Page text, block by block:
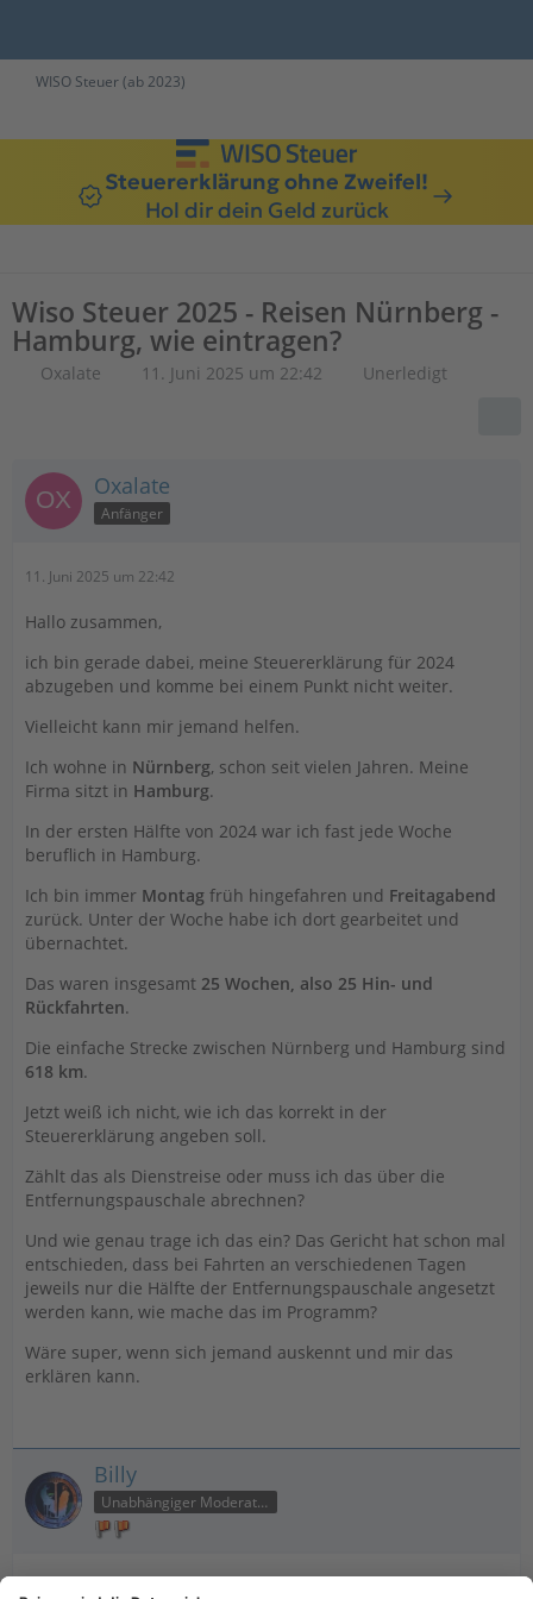
WISO Steuer (ab 2023)
Steuererklärung ohne Zweifel!
Hol dir dein Geld zurück
Wiso Steuer 2025​ - Reisen Nürnberg -
Hamburg, wie eintragen?
Oxalate 11. Juni 2025 um 22:42 Unerledigt
Oxalate
Anfänger
11. Juni 2025 um 22:42
Hallo zusammen,
ich bin gerade dabei, meine Steuererklärung für 2024
abzugeben und komme bei einem Punkt nicht weiter.
Vielleicht kann mir jemand helfen.
Ich wohne in Nürnberg, schon seit vielen Jahren. Meine
Firma sitzt in Hamburg.
In der ersten Hälfte von 2024 war ich fast jede Woche
beruflich in Hamburg.
Ich bin immer Montag früh hingefahren und Freitagabend
zurück. Unter der Woche habe ich dort gearbeitet und
übernachtet.
Das waren insgesamt 25 Wochen, also 25 Hin- und
Rückfahrten.
Die einfache Strecke zwischen Nürnberg und Hamburg sind
618 km.
Jetzt weiß ich nicht, wie ich das korrekt in der
Steuererklärung angeben soll.
Zählt das als Dienstreise oder muss ich das über die
Entfernungspauschale abrechnen?
Und wie genau trage ich das ein? Das Gericht hat schon mal
entschieden, dass bei Fahrten an verschiedenen Tagen
jeweils nur die Hälfte der Entfernungspauschale angesetzt
werden kann, wie mache das im Programm?
Wäre super, wenn sich jemand auskennt und mir das
erklären kann.
Billy
Unabhängiger Moderator